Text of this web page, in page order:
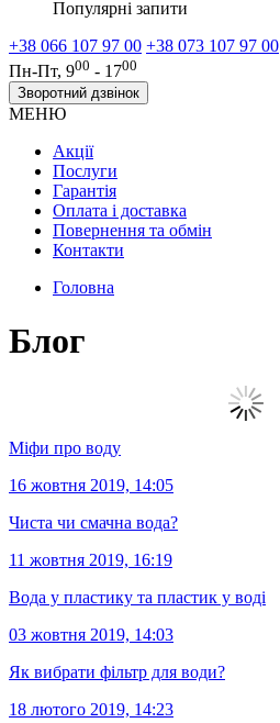
Популярні запити
+38 066 107 97 00 +38 073 107 97 00
Пн-Пт, 900 - 1700
Зворотний дзвінок
МЕНЮ
Акції
Послуги
Гарантія
Оплата і доставка
Повернення та обмін
Контакти
Головна
Блог
Міфи про воду
16 жовтня 2019, 14:05
Чиста чи смачна вода?
11 жовтня 2019, 16:19
Вода у пластику та пластик у воді
03 жовтня 2019, 14:03
Як вибрати фільтр для води?
18 лютого 2019, 14:23